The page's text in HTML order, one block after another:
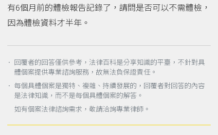
有6個月前的體檢報告記錄了，請問是否可以不需體檢，
因為體檢資料才半年。
． 回覆者的回答僅供參考，法律百科是分享知識的平臺，不針對具
體個案提供專業諮詢服務，故無法負保證責任。
． 每個具體個案是獨特、複雜、持續發展的，回覆者對回答的內容
是法律知識，而不是每個具體個案的解答。
如有個案法律諮詢需求，敬請洽詢專業律師。